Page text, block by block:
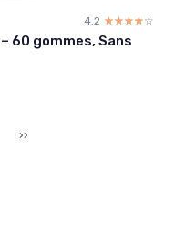
4.2 ☆☆☆☆☆
★★★★★
60 gommes, Sans
››